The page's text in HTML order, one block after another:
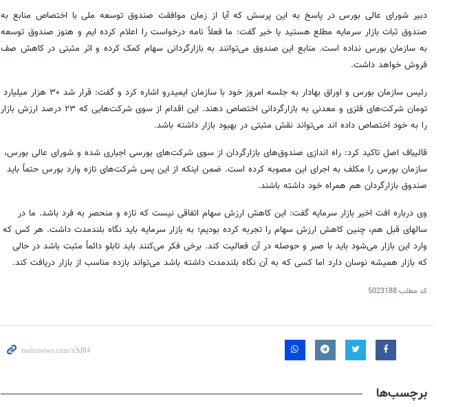
دبیر شورای عالی بورس در پاسخ به این پرسش که آیا از زمان موافقت صندوق توسعه ملی با اختصاص منابع به
صندوق ثبات بازار سرمایه مطلع هستید یا خیر گفت: ما فعلاً نامه درخواست را اعلام کرده ایم و هنوز صندوق توسعه
به سازمان بورس نداده است. منابع این صندوق می‌توانند به بازارگردانی سهام کمک کرده و اثر مثبتی در کاهش صف
فروش خواهد داشت.
رئیس سازمان بورس و اوراق بهادار به جلسه امروز خود با سازمان ایمیدرو
اشاره کرد و گفت: قرار شد ۳۰ هزار میلیارد
تومان شرکت‌های فلزی و معدنی به بازارگردانی
اختصاص دهند. این اقدام از سوی شرکت‌هایی که ۲۳ درصد ارزش بازار
را به خود اختصاص داده اند می‌تواند نقش مثبتی در بهبود بازار داشته باشد.
قالیباف اصل تاکید کرد: راه اندازی صندوق‌های بازارگردان از سوی شرکت‌های بورسی اجباری شده و شورای عالی بورس،
سازمان بورس را مکلف به اجرای این مصوبه کرده است. ضمن اینکه از این پس شرکت‌های تازه وارد بورس حتماً باید
صندوق بازارگردان هم همراه خود داشته باشند.
وی درباره افت اخیر بازار سرمایه گفت: این کاهش ارزش سهام اتفاقی نیست که تازه و منحصر به فرد باشد. ما در
سالهای قبل هم، چنین کاهش ارزش سهام را تجربه کرده بودیم؛ به بازار سرمایه باید نگاه بلندمدت داشت. هر کس که
وارد این بازار می‌شود باید با صبر و حوصله در آن فعالیت کند. برخی فکر می‌کنند باید تابلو دائماً مثبت باشد در حالی
که بازار همیشه نوسان دارد اما کسی که به آن نگاه بلندمدت داشته باشد می‌تواند بازده مناسب از بازار دریافت کند.
کد مطلب5023188
برچسب‌ها
روزنامه‌های صبح پنج‌شنبه ۱۵ مرداد ۱۴۰۵ روزنامه‌های ورزشی پنج‌شنبه ۱۵ مرداد ۱۴۰۵